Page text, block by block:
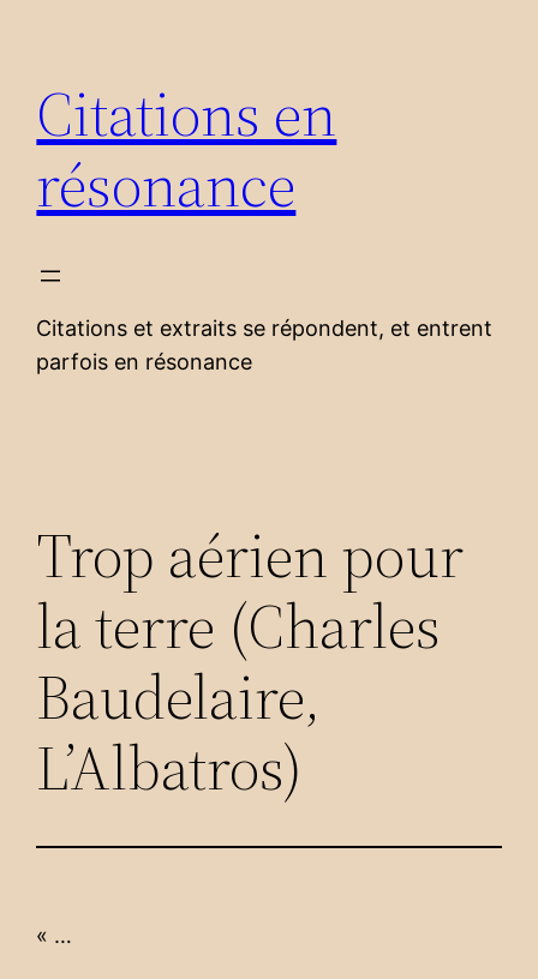
contenu
Citations en
résonance
Citations et extraits se répondent, et entrent
parfois en résonance
Trop aérien pour
la terre (Charles
Baudelaire,
L’Albatros)
« …